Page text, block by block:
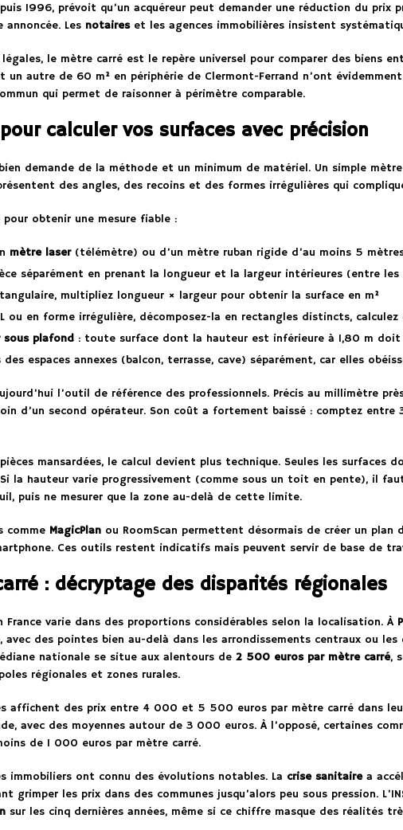
1996, prévoit qu’un acquéreur peut demander une réduction du
Les notaireset les agences immobilières insistent
le mètre carré est le repère universel pour comparer des biens
un autre de 60 m² en périphérie de Clermont-Ferrand n’ont
qui permet de raisonner à périmètre comparable.
calculer vos surfaces avec précision
demande de la méthode et un minimum de matériel. Un simple
des angles, des recoins et des formes irrégulières qui
obtenir une mesure fiable :
mètre laser(télémètre) ou d’un mètre ruban rigide d’au moins 5
séparément en prenant la longueur et la largeur intérieures (entre
multipliez longueur × largeur pour obtenir la surface en m²
ou en forme irrégulière, décomposez-la en rectangles distincts,
sous plafond : toute surface dont la hauteur est inférieure à 1,80 m
des espaces annexes (balcon, terrasse, cave) séparément, car elles
l’outil de référence des professionnels. Précis au millimètre
d’un second opérateur. Son coût a fortement baissé : comptez
mansardées, le calcul devient plus technique. Seules les surfaces
la hauteur varie progressivement (comme sous un toit en pente), il
puis ne mesurer que la zone au-delà de cette limite.
comme MagicPlan ou RoomScan permettent désormais de créer un
Ces outils restent indicatifs mais peuvent servir de base de
: décryptage des disparités régionales
France varie dans des proportions considérables selon la localisation. À
avec des pointes bien au-delà dans les arrondissements centraux ou
nationale se situe aux alentours de 2 500 euros par mètre carré,
régionales et zones rurales.
affichent des prix entre 4 000 et 5 500 euros par mètre carré dans
avec des moyennes autour de 3 000 euros. À l’opposé, certaines
de 1 000 euros par mètre carré.
immobiliers ont connu des évolutions notables. La crise sanitairea
grimper les prix dans des communes jusqu’alors peu sous pression.
sur les cinq dernières années, même si ce chiffre masque des réalités